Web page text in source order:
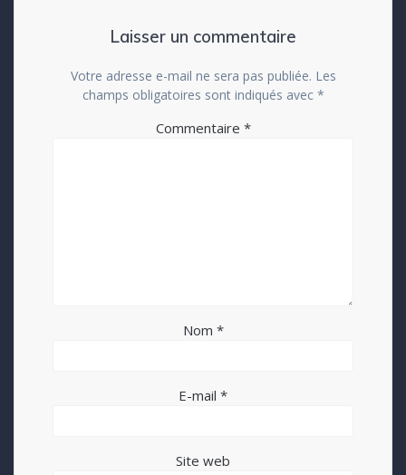
Laisser un commentaire
Votre adresse e-mail ne sera pas publiée. Les
champs obligatoires sont indiqués avec *
Commentaire *
Nom *
E-mail *
Site web